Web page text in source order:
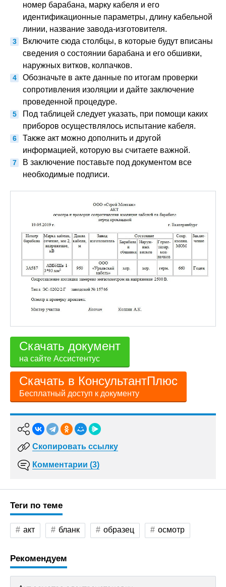
номер барабана, марку кабеля и его
идентификационные параметры, длину кабельной
линии, название завода-изготовителя.
Включите сюда столбцы, в которые будут вписаны
сведения о состоянии барабана и его обшивки,
наружных витков, колпачков.
Обозначьте в акте данные по итогам проверки
сопротивления изоляции и дайте заключение
проведенной процедуре.
Под таблицей следует указать, при помощи каких
приборов осуществлялось испытание кабеля.
Также акт можно дополнить и другой
информацией, которую вы считаете важной.
В заключение поставьте под документом все
необходимые подписи.
Скачать документ
на сайте Ассистентус
Скачать в КонсультантПлюс
Бесплатный доступ к документу
Скопировать ссылку
Комментарии (3)
Теги по теме
акт бланк образец осмотр
Рекомендуем